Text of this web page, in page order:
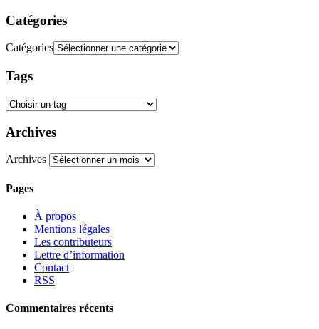
Catégories
Catégories
Tags
Archives
Archives
Pages
À propos
Mentions légales
Les contributeurs
Lettre d’information
Contact
RSS
Commentaires récents